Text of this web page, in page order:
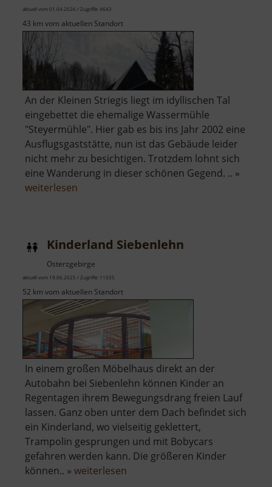
aktuell vom 01.04.2026 / Zugriffe: 4643
43 km vom aktuellen Standort
An der Kleinen Striegis liegt im idyllischen Tal
eingebettet die ehemalige Wassermühle
"Steyermühle". Hier gab es bis ins Jahr 2002 eine
Ausflugsgaststätte, nun ist das Gebäude leider
nicht mehr zu besichtigen. Trotzdem lohnt sich
eine Wanderung in dieser schönen Gegend. .. »
weiterlesen
Kinderland Siebenlehn
Osterzgebirge
aktuell vom 19.06.2025 / Zugriffe: 11555
52 km vom aktuellen Standort
In einem großen Möbelhaus direkt an der
Autobahn bei Siebenlehn können Kinder an
Regentagen ihrem Bewegungsdrang freien Lauf
lassen. Ganz oben unter dem Dach befindet sich
ein Kinderland, wo vielseitig geklettert,
Trampolin gesprungen und mit Bobycars
gefahren werden kann. Die größeren Kinder
können.. » weiterlesen